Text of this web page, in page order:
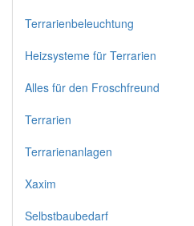
Terrarienbeleuchtung
Heizsysteme für Terrarien
Alles für den Froschfreund
Terrarien
Terrarienanlagen
Xaxim
Selbstbaubedarf